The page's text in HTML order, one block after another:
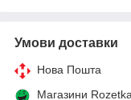
Умови доставки
Нова Пошта
Магазини Rozetka